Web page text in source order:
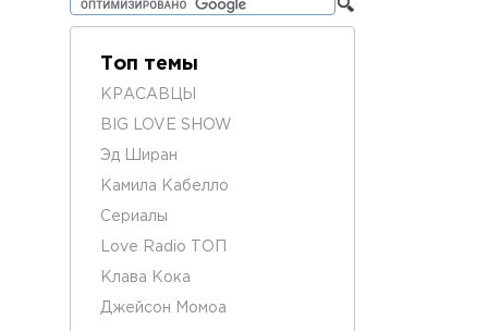
Топ темы
КРАСАВЦЫ
BIG LOVE SHOW
Эд Ширан
Камила Кабелло
Сериалы
Love Radio ТОП
Клава Кока
Джейсон Момоа